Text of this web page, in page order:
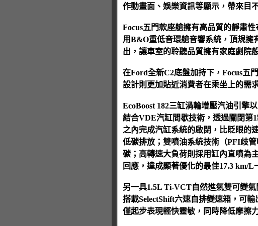
作動畫面、娛樂資訊等顯示，帶來目
Focus五門款座艙擁有高品質的靜肅
用B&O重低音環艙音響系統，頂規擁
出，讓車室的聆聽品質擁有家庭劇院
在Ford全新C2底盤加持下，Focus五
設計則更加貼近消費者在乘坐上的需
EcoBoost 182三缸渦輪增壓汽油引擎
結合VDE汽缸間歇技術，透過關閉第
之內完成汽缸系統的啟閉，比眨眼的
低碳排放；雙噴油系統技術（PFI歧
碳；高轉速大負荷則採用缸內直噴為
回應，達成顯著優化的最佳17.3 km/L
另一具1.5L Ti-VCT自然進氣雙可變
搭載SelectShift六速自排變速箱，可
僅起步表現輕快靈敏，同時降低摩擦